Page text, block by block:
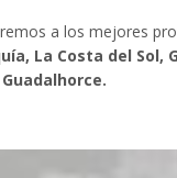
a los mejores
La Costa del Sol,